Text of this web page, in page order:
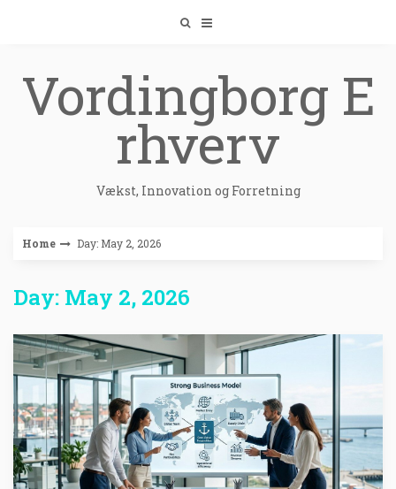
Vordingborg E
rhverv
Vækst, Innovation og Forretning
Home Day: May 2, 2026
Day: May 2, 2026